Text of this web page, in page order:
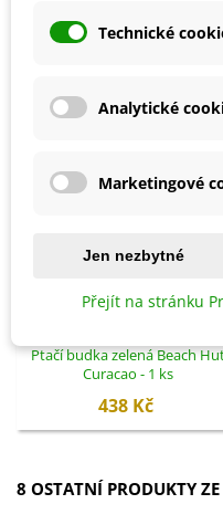
Ptačí budka zelená Beach
Curacao - 1 ks
438 Kč
8 OSTATNÍ PRODUKTY ZE
Technické
Analytické
Marketingové
Jen nezbytné
Přejít na stránku